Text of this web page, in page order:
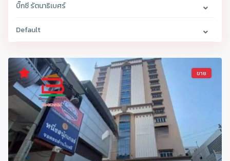
บิ๊กซี รัตนาธิเบศร์
Default
ขาย